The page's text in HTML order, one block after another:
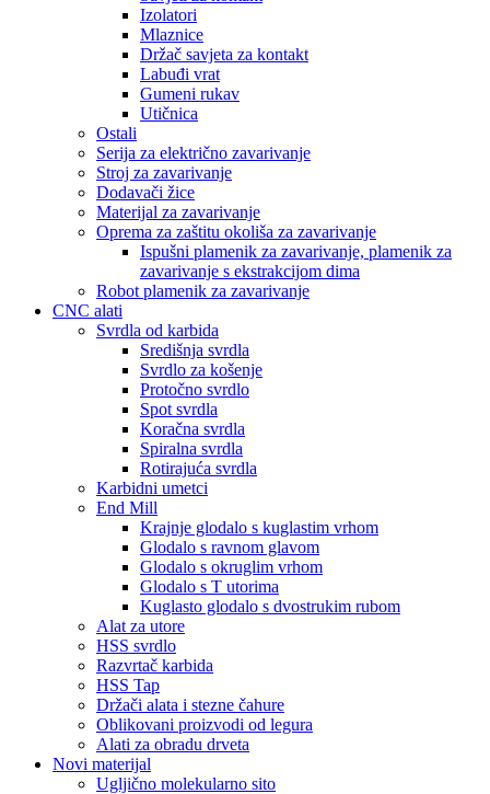
Izolatori
Mlaznice
Držač savjeta za kontakt
Labuđi vrat
Gumeni rukav
Utičnica
Ostali
Serija za električno zavarivanje
Stroj za zavarivanje
Dodavači žice
Materijal za zavarivanje
Oprema za zaštitu okoliša za zavarivanje
Ispušni plamenik za zavarivanje, plamenik za
zavarivanje s ekstrakcijom dima
Robot plamenik za zavarivanje
CNC alati
Svrdla od karbida
Središnja svrdla
Svrdlo za košenje
Protočno svrdlo
Spot svrdla
Koračna svrdla
Spiralna svrdla
Rotirajuća svrdla
Karbidni umetci
End Mill
Krajnje glodalo s kuglastim vrhom
Glodalo s ravnom glavom
Glodalo s okruglim vrhom
Glodalo s T utorima
Kuglasto glodalo s dvostrukim rubom
Alat za utore
HSS svrdlo
Razvrtač karbida
HSS Tap
Držači alata i stezne čahure
Oblikovani proizvodi od legura
Alati za obradu drveta
Novi materijal
Ugljično molekularno sito